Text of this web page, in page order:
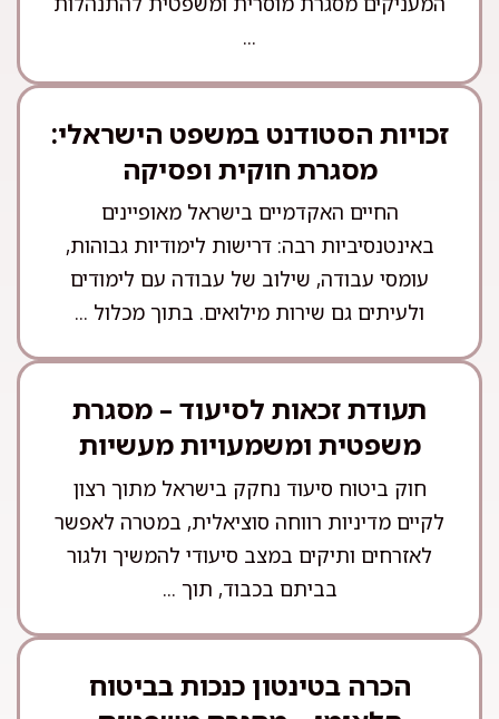
...
זכויות הסטודנט במשפט הישראלי:
מסגרת חוקית ופסיקה
החיים האקדמיים בישראל מאופיינים
באינטנסיביות רבה: דרישות לימודיות גבוהות,
עומסי עבודה, שילוב של עבודה עם לימודים
ולעיתים גם שירות מילואים. בתוך מכלול ...
תעודת זכאות לסיעוד – מסגרת
משפטית ומשמעויות מעשיות
חוק ביטוח סיעוד נחקק בישראל מתוך רצון
לקיים מדיניות רווחה סוציאלית, במטרה לאפשר
לאזרחים ותיקים במצב סיעודי להמשיך ולגור
בביתם בכבוד, תוך ...
הכרה בטינטון כנכות בביטוח